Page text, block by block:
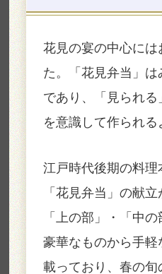
花見の宴の中心には
た。「花見弁当」
であり、「見られる
を意識して作られる
江戸時代後期の料
「花見弁当」の献立
「上の部」・「中
豪華なものから手
載っており、春の